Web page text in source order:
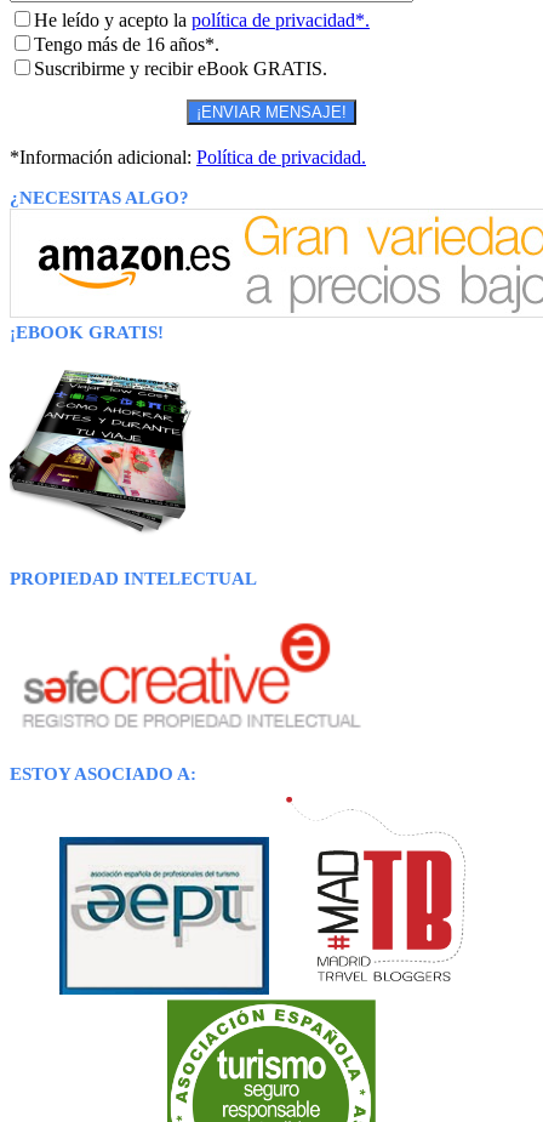
He leído y acepto la política de privacidad*.
Tengo más de 16 años*.
Suscribirme y recibir eBook GRATIS.
*Información adicional: Política de privacidad.
¿NECESITAS ALGO?
¡EBOOK GRATIS!
PROPIEDAD INTELECTUAL
ESTOY ASOCIADO A: